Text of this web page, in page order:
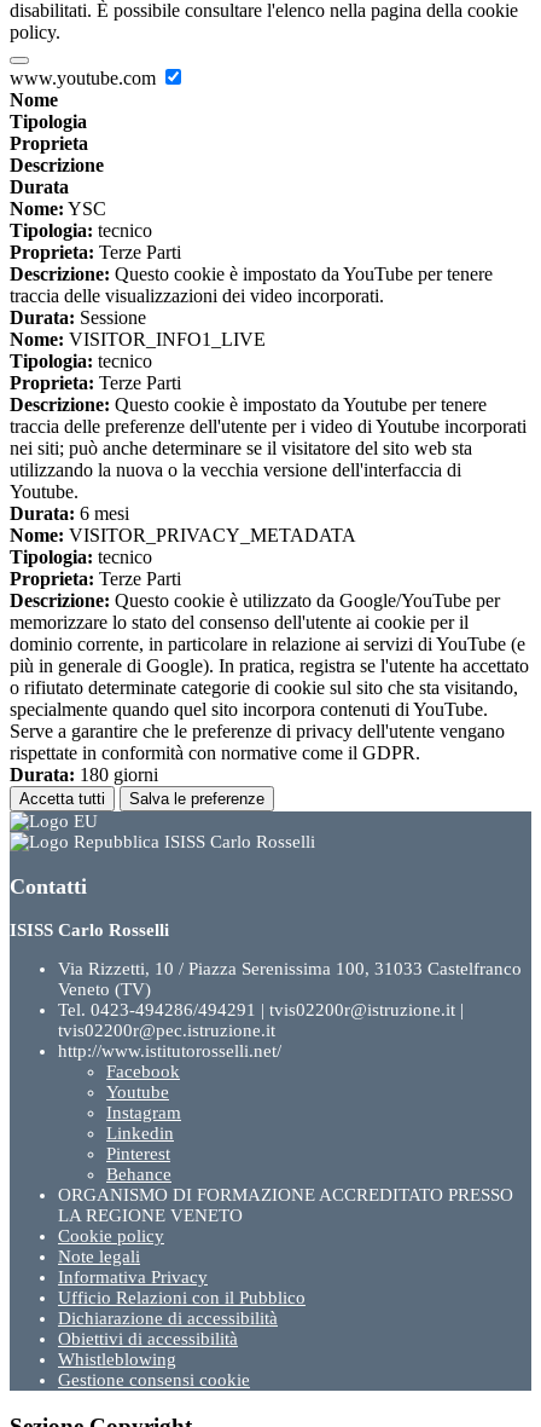
disabilitati. È possibile consultare l'elenco nella pagina della cookie
policy.
www.youtube.com
Nome
Tipologia
Proprieta
Descrizione
Durata
Nome: YSC
Tipologia: tecnico
Proprieta: Terze Parti
Descrizione: Questo cookie è impostato da YouTube per tenere
traccia delle visualizzazioni dei video incorporati.
Durata: Sessione
Nome: VISITOR_INFO1_LIVE
Tipologia: tecnico
Proprieta: Terze Parti
Descrizione: Questo cookie è impostato da Youtube per tenere
traccia delle preferenze dell'utente per i video di Youtube incorporati
nei siti; può anche determinare se il visitatore del sito web sta
utilizzando la nuova o la vecchia versione dell'interfaccia di
Youtube.
Durata: 6 mesi
Nome: VISITOR_PRIVACY_METADATA
Tipologia: tecnico
Proprieta: Terze Parti
Descrizione: Questo cookie è utilizzato da Google/YouTube per
memorizzare lo stato del consenso dell'utente ai cookie per il
dominio corrente, in particolare in relazione ai servizi di YouTube (e
più in generale di Google). In pratica, registra se l'utente ha accettato
o rifiutato determinate categorie di cookie sul sito che sta visitando,
specialmente quando quel sito incorpora contenuti di YouTube.
Serve a garantire che le preferenze di privacy dell'utente vengano
rispettate in conformità con normative come il GDPR.
Durata: 180 giorni
Accetta tutti Salva le preferenze
ISISS Carlo Rosselli
Contatti
ISISS Carlo Rosselli
Via Rizzetti, 10 / Piazza Serenissima 100, 31033 Castelfranco
Veneto (TV)
Tel. 0423-494286/494291 | tvis02200r@istruzione.it |
tvis02200r@pec.istruzione.it
http://www.istitutorosselli.net/
Facebook
Youtube
Instagram
Linkedin
Pinterest
Behance
ORGANISMO DI FORMAZIONE ACCREDITATO PRESSO
LA REGIONE VENETO
Cookie policy
Note legali
Informativa Privacy
Ufficio Relazioni con il Pubblico
Dichiarazione di accessibilità
Obiettivi di accessibilità
Whistleblowing
Gestione consensi cookie